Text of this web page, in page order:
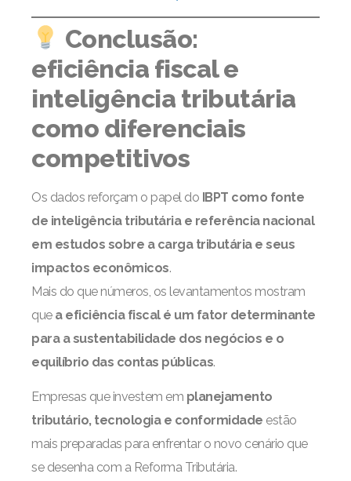
Conclusão:
eficiência fiscal e
inteligência tributária
como diferenciais
competitivos
Os dados reforçam o papel do IBPT como fonte
de inteligência tributária e referência nacional
em estudos sobre a carga tributária e seus
impactos econômicos.
Mais do que números, os levantamentos mostram
que a eficiência fiscal é um fator determinante
para a sustentabilidade dos negócios e o
equilíbrio das contas públicas.
Empresas que investem em planejamento
tributário, tecnologia e conformidade estão
mais preparadas para enfrentar o novo cenário que
se desenha com a Reforma Tributária.